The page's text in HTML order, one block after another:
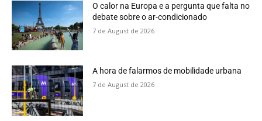
O calor na Europa e a pergunta que falta no
debate sobre o ar-condicionado
7 de August de 2026
A hora de falarmos de mobilidade urbana
7 de August de 2026